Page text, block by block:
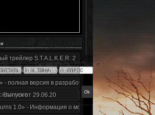
трейлер S.T.A.L.K.E.R. 2
отчет о разработке!
- полная версия в разработке!
Выпуск от 29.06.20
1.0» - Информация о моде за июнь 2020